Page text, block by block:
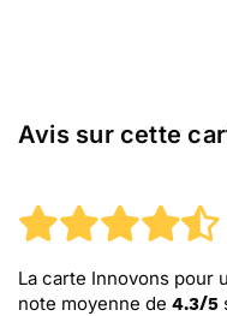
Avis sur cette
La carte Innovons pour
note moyenne de 4.3/5